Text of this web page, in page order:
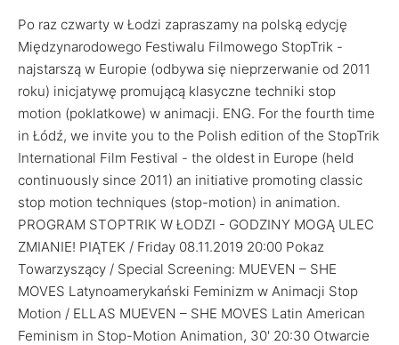
Po raz czwarty w Łodzi zapraszamy na polską edycję
Międzynarodowego Festiwalu Filmowego StopTrik -
najstarszą w Europie (odbywa się nieprzerwanie od 2011
roku) inicjatywę promującą klasyczne techniki stop
motion (poklatkowe) w animacji. ENG. For the fourth time
in Łódź, we invite you to the Polish edition of the StopTrik
International Film Festival - the oldest in Europe (held
continuously since 2011) an initiative promoting classic
stop motion techniques (stop-motion) in animation.
PROGRAM STOPTRIK W ŁODZI - GODZINY MOGĄ ULEC
ZMIANIE! PIĄTEK / Friday 08.11.2019 20:00 Pokaz
Towarzyszący / Special Screening: MUEVEN – SHE
MOVES Latynoamerykański Feminizm w Animacji Stop
Motion / ELLAS MUEVEN – SHE MOVES Latin American
Feminism in Stop-Motion Animation, 30' 20:30 Otwarcie